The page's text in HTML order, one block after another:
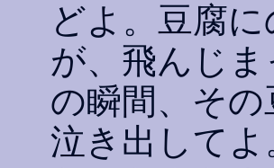
どよ。豆腐
が、飛んじ
の瞬間、そ
泣き出して